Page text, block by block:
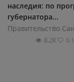
наследия: по
губернатора...
8.2К